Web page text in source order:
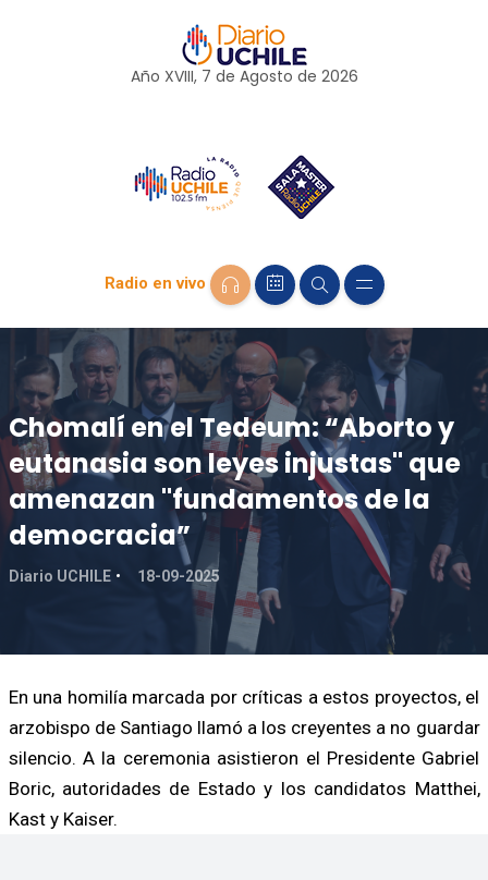
Año XVIII, 7 de Agosto de 2026
Radio en vivo
Chomalí en el Tedeum: “Aborto y
eutanasia son leyes injustas" que
amenazan "fundamentos de la
democracia”
Diario UCHILE 18-09-2025
En una homilía marcada por críticas a estos proyectos, el
arzobispo de Santiago llamó a los creyentes a no guardar
silencio. A la ceremonia asistieron el Presidente Gabriel
Boric, autoridades de Estado y los candidatos Matthei,
Kast y Kaiser.